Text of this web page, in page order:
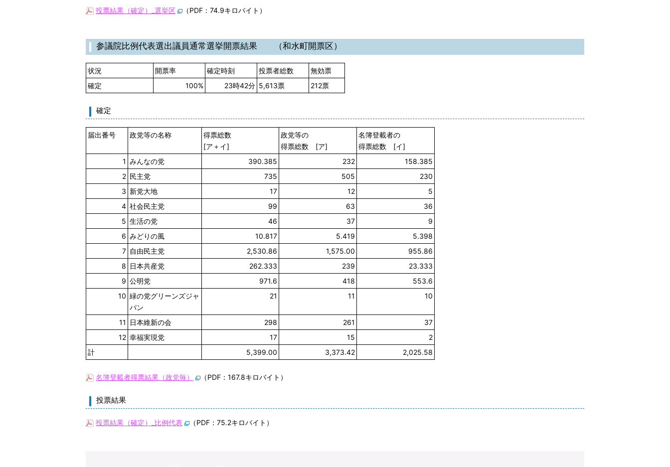
投票結果（確定）_選挙区 （PDF：74.9キロバイト）
参議院比例代表選出議員通常選挙開票結果 （和水町開票区）
状況 開票率 確定時刻 投票者総数
無効票
確定
100% 23時42分 5,613票 212票
確定
届出番号 政党等の名称
得票総数
[ア＋イ]
政党等の
得票総数 [ア]
名簿登載者の
得票総数 [イ]
1 みんなの党 390.385 232
158.385
2 民主党 735 505
230
3 新党大地 17 12
5
4 社会民主党 99 63
36
5 生活の党 46 37
9
6 みどりの風 10.817 5.419
5.398
7 自由民主党 2,530.86 1,575.00
955.86
8 日本共産党 262.333 239
23.333
9 公明党 971.6 418
553.6
10 緑の党グリーンズジャ
パン
21 11 10
11 日本維新の会 298 261
37
12 幸福実現党 17 15
2
計
5,399.00 3,373.42 2,025.58
名簿登載者得票結果（政党毎） （PDF：167.8キロバイト）
投票結果
投票結果（確定）_比例代表 （PDF：75.2キロバイト）